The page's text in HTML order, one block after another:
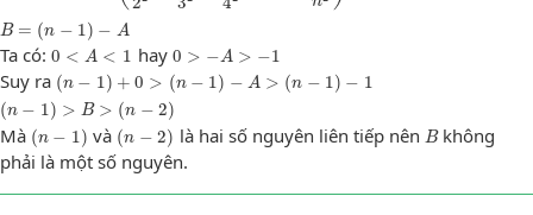
B = (n − 1) − A
B= −
A
Ta có: 0 < A < 1
0 < hay 0 > −A > −1
0 >
Suy ra (n − 1) + 0 > (n − 1) − A > (n − 1) − 1
( − ) + ( − 1 − A> n− 1 1
(n − 1) > B > (n − 2)
( − ) >B (n − 2
Mà (n − 1)
( − 1 và (n − 2)
(n là hai số nguyên liên tiếp nên B
Bkhông
phải là một số nguyên.